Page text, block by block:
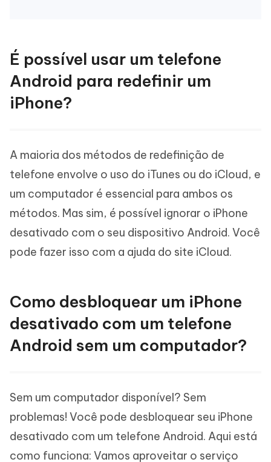
É possível usar um telefone
Android para redefinir um
iPhone?
A maioria dos métodos de redefinição de
telefone envolve o uso do iTunes ou do iCloud, e
um computador é essencial para ambos os
métodos. Mas sim, é possível ignorar o iPhone
desativado com o seu dispositivo Android. Você
pode fazer isso com a ajuda do site iCloud.
Como desbloquear um iPhone
desativado com um telefone
Android sem um computador?
Sem um computador disponível? Sem
problemas! Você pode desbloquear seu iPhone
desativado com um telefone Android. Aqui está
como funciona: Vamos aproveitar o serviço